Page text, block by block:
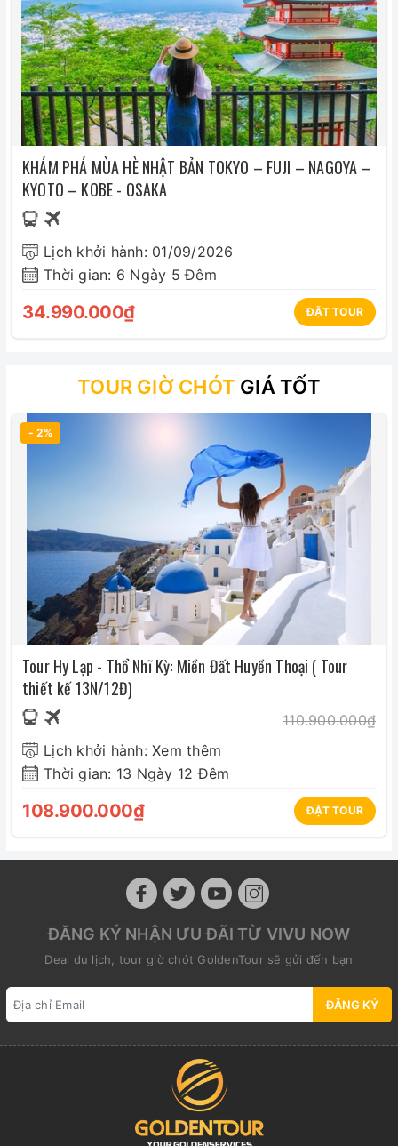
bị hủy hoặc không sử dụng chặng về cũng không được
hoàn do điều kiện của hãng Hàng Không.
+ Trong trường hợp Quý khách chỉ mua dịch vụ tham
quan tại nước ngoài và có giờ bay đến không trùng với
giờ bay của đoàn: Quý khách vui lòng tự túc di chuyển
để nhập đoàn ngày đến và tự túc ra sân bay ngày về.
Bảo hiểm du lịch không bao gồm đối với Quý khách chỉ
mua dịch vụ tham quan tại nước ngoài (không có vé
máy bay xuất phát từ Việt Nam).
KHÁM PHÁ MÙA HÈ NHẬT BẢN TOKYO – FUJI – NAGOYA –
KYOTO – KOBE - OSAKA
Lịch khởi hành: 01/09/2026
Thời gian: 6 Ngày 5 Đêm
34.990.000₫ ĐẶT TOUR
TOUR GIỜ CHÓT GIÁ TỐT
- 2%
Tour Hy Lạp - Thổ Nhĩ Kỳ: Miền Đất Huyền Thoại ( Tour
thiết kế 13N/12Đ)
110.900.000₫
Lịch khởi hành: Xem thêm
Thời gian: 13 Ngày 12 Đêm
108.900.000₫ ĐẶT TOUR
ĐĂNG KÝ NHẬN ƯU ĐÃI TỪ VIVU NOW
Deal du lịch, tour giờ chót GoldenTour sẽ gửi đến bạn
ĐĂNG KÝ